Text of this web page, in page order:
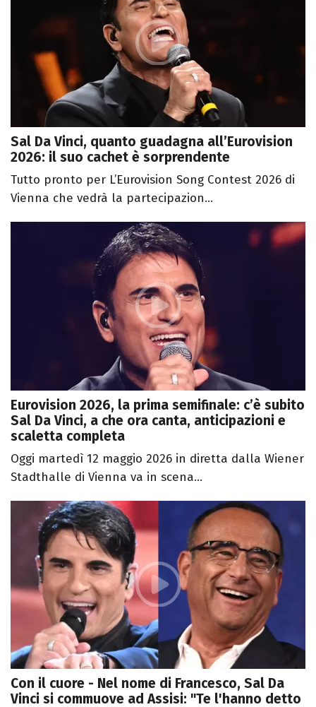
Sal Da Vinci, quanto guadagna all’Eurovision
2026: il suo cachet è sorprendente
Tutto pronto per L’Eurovision Song Contest 2026 di
Vienna che vedrà la partecipazion...
Eurovision 2026, la prima semifinale: c’è subito
Sal Da Vinci, a che ora canta, anticipazioni e
scaletta completa
Oggi martedì 12 maggio 2026 in diretta dalla Wiener
Stadthalle di Vienna va in scena...
Con il cuore - Nel nome di Francesco, Sal Da
Vinci si commuove ad Assisi: "Te l'hanno detto